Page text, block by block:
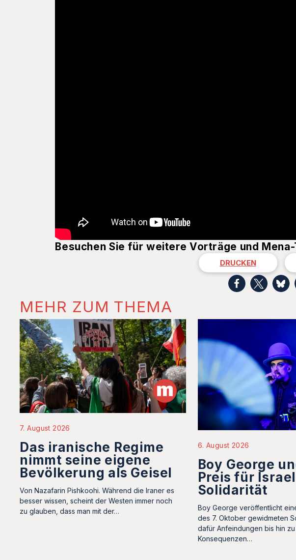
Besuchen Sie für weitere Vorträge und
DRUCKEN
MEHR ZUM THEMA
7. August 2026
Das iranische Regime
nimmt seine eigene
Bevölkerung als Geisel
Von Nazafarin Pishkoohi. Während die Iraner es
besser wissen, scheint der Westen immer noch
zu glauben, dass man mit der…
6. August 2026
Boy George
Preis für
Solidarität
Boy George veröffentlicht
des 7. Oktober gewidmeten
dafür Anfeindungen bis hin
Konsequenzen…